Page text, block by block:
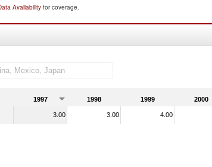
Availability for coverage.
1997 1998 1999 2000
3.00 3.00 4.00